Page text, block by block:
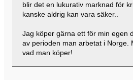
blir det en lukurativ marknad för
kanske aldrig kan vara säker..
Jag köper gärna ett för min egen
av perioden man arbetat i Norge.
vad man köper!